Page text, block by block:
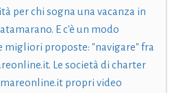
per chi sogna una vacanza in
E c'è un modo
migliori proposte: "navigare" fra
Le società di charter
propri video